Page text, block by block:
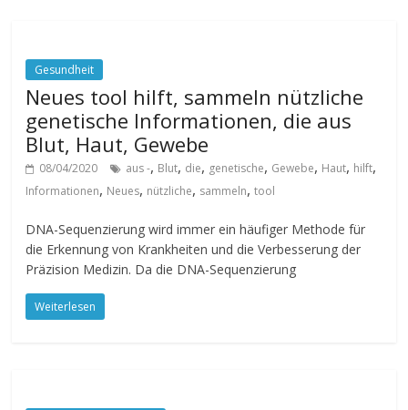
Gesundheit
Neues tool hilft, sammeln nützliche
genetische Informationen, die aus
Blut, Haut, Gewebe
08/04/2020 aus -, Blut, die, genetische, Gewebe, Haut, hilft,
Informationen, Neues, nützliche, sammeln,tool
DNA-Sequenzierung wird immer ein häufiger Methode für
die Erkennung von Krankheiten und die Verbesserung der
Präzision Medizin. Da die DNA-Sequenzierung
Weiterlesen